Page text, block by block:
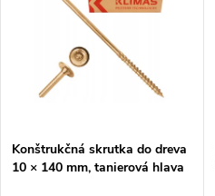
Konštrukčná skrutka do dreva
10 × 140 mm, tanierová hlava